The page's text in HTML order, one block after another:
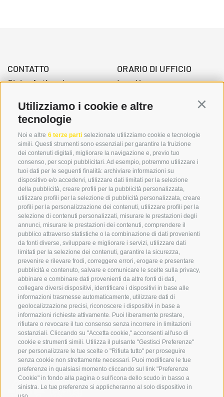
Utilizziamo i cookie e altre
tecnologie
Noi e altre 6 terze parti selezionate utilizziamo cookie e tecnologie
simili. Questi strumenti sono essenziali per garantire la fruizione
dei contenuti digitali, migliorare la navigazione e, previo tuo
consenso, per scopi pubblicitari. Ad esempio, potremmo utilizzare i
tuoi dati per le seguenti finalità: archiviare informazioni su
dispositivo e/o accedervi, utilizzare dati limitati per la selezione
della pubblicità, creare profili per la pubblicità personalizzata,
utilizzare profili per la selezione di pubblicità personalizzata, creare
profili per la personalizzazione dei contenuti, utilizzare profili per la
selezione di contenuti personalizzati, misurare le prestazioni degli
annunci, misurare le prestazioni dei contenuti, comprendere il
pubblico attraverso statistiche o la combinazione di dati provenienti
da fonti diverse, sviluppare e migliorare i servizi, utilizzare dati
limitati per la selezione dei contenuti, garantire la sicurezza,
prevenire e rilevare frodi, correggere errori, erogare e presentare
pubblicità e contenuto, salvare e comunicare le scelte sulla privacy,
abbinare e combinare dati provenienti da altre fonti di dati,
collegare diversi dispositivi, identificare i dispositivi in base alle
informazioni trasmesse automaticamente, utilizzare dati di
geolocalizzazione precisi, riconoscere i dispositivi in base a
informazioni richieste attivamente. Puoi liberamente prestare,
rifiutare o revocare il tuo consenso senza incorrere in limitazioni
sostanziali. Cliccando su "Accetta cookie," acconsenti all'uso di
cookie e strumenti simili. Utilizza il pulsante "Gestisci Preferenze"
per personalizzare le tue scelte o "Rifiuta tutto" per proseguire
senza cookie non strettamente necessari. Puoi modificare le tue
preferenze in qualsiasi momento cliccando sul link "Preferenze
Cookie" in fondo alla pagina o sull'icona dello scudo in basso a
sinistra. Le tue preferenze si applicheranno al solo dispositivo in
CONTATTO
Globo Activ srl
39034 Dobbiaco
+39 0474 976139
info@globoalpin.com
ORARIO DI UFFICIO
Lun-Ven.
14.00 – 17:00 Uhr
SERVIZIO
Contatto
Meteo
FAQ & AGB
Newsletter
noleggio attrezzatura
Login
Pagamento
Partner
ON TOUR
Noi
Programma invernale